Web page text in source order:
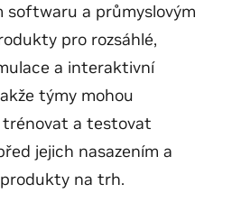
softwaru a průmyslovým
pro rozsáhlé,
a interaktivní
týmy mohou
a testovat
jejich nasazením a
na trh.